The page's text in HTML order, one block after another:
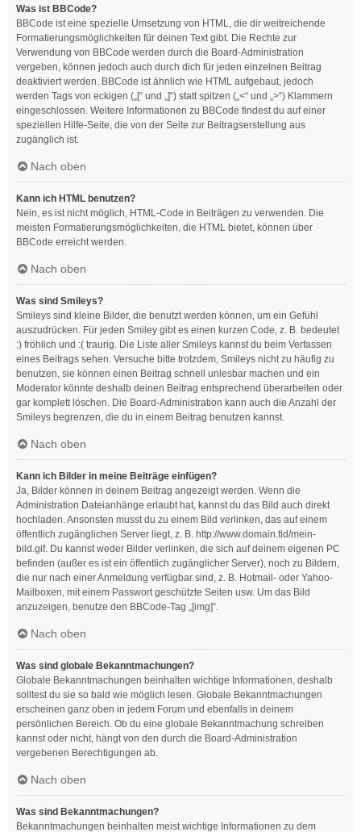
Was ist BBCode?
BBCode ist eine spezielle Umsetzung von HTML, die dir weitreichende
Formatierungsmöglichkeiten für deinen Text gibt. Die Rechte zur
Verwendung von BBCode werden durch die Board-Administration
vergeben, können jedoch auch durch dich für jeden einzelnen Beitrag
deaktiviert werden. BBCode ist ähnlich wie HTML aufgebaut, jedoch
werden Tags von eckigen („[“ und „]“) statt spitzen („<“ und „>“) Klammern
eingeschlossen. Weitere Informationen zu BBCode findest du auf einer
speziellen Hilfe-Seite, die von der Seite zur Beitragserstellung aus
zugänglich ist.
Nach oben
Kann ich HTML benutzen?
Nein, es ist nicht möglich, HTML-Code in Beiträgen zu verwenden. Die
meisten Formatierungsmöglichkeiten, die HTML bietet, können über
BBCode erreicht werden.
Nach oben
Was sind Smileys?
Smileys sind kleine Bilder, die benutzt werden können, um ein Gefühl
auszudrücken. Für jeden Smiley gibt es einen kurzen Code, z. B. bedeutet
:) fröhlich und :( traurig. Die Liste aller Smileys kannst du beim Verfassen
eines Beitrags sehen. Versuche bitte trotzdem, Smileys nicht zu häufig zu
benutzen, sie können einen Beitrag schnell unlesbar machen und ein
Moderator könnte deshalb deinen Beitrag entsprechend überarbeiten oder
gar komplett löschen. Die Board-Administration kann auch die Anzahl der
Smileys begrenzen, die du in einem Beitrag benutzen kannst.
Nach oben
Kann ich Bilder in meine Beiträge einfügen?
Ja, Bilder können in deinem Beitrag angezeigt werden. Wenn die
Administration Dateianhänge erlaubt hat, kannst du das Bild auch direkt
hochladen. Ansonsten musst du zu einem Bild verlinken, das auf einem
öffentlich zugänglichen Server liegt, z. B. http://www.domain.tld/mein-
bild.gif. Du kannst weder Bilder verlinken, die sich auf deinem eigenen PC
befinden (außer es ist ein öffentlich zugänglicher Server), noch zu Bildern,
die nur nach einer Anmeldung verfügbar sind, z. B. Hotmail- oder Yahoo-
Mailboxen, mit einem Passwort geschützte Seiten usw. Um das Bild
anzuzeigen, benutze den BBCode-Tag „[img]“.
Nach oben
Was sind globale Bekanntmachungen?
Globale Bekanntmachungen beinhalten wichtige Informationen, deshalb
solltest du sie so bald wie möglich lesen. Globale Bekanntmachungen
erscheinen ganz oben in jedem Forum und ebenfalls in deinem
persönlichen Bereich. Ob du eine globale Bekanntmachung schreiben
kannst oder nicht, hängt von den durch die Board-Administration
vergebenen Berechtigungen ab.
Nach oben
Was sind Bekanntmachungen?
Bekanntmachungen beinhalten meist wichtige Informationen zu dem